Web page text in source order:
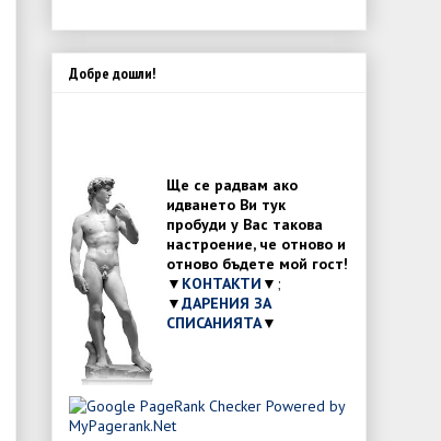
Добре дошли!
Ще се радвам ако
идването Ви тук
пробуди у Вас такова
настроение, че отново и
отново бъдете мой гост!
▼ КОНТАКТИ ▼;
▼ДАРЕНИЯ ЗА
СПИСАНИЯТА▼